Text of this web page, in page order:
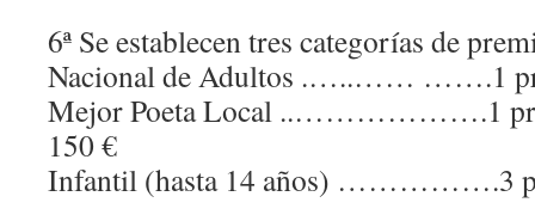
6ª Se establecen tres categorías de
Nacional de Adultos .…..…… …….1
Mejor Poeta Local ..……………….1
150 €
Infantil (hasta 14 años) …………….3